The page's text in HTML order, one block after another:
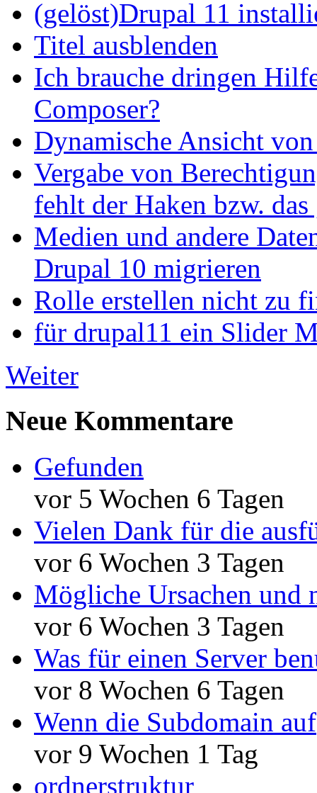
(gelöst)Drupal 11
Titel ausblenden
Ich brauche dringen
Composer?
Dynamische Ansicht
Vergabe von
fehlt der Haken bzw.
Medien und andere
Drupal 10 migrieren
Rolle erstellen nicht zu
für drupal11 ein Slider
Weiter
Neue Kommentare
Gefunden
vor 5 Wochen 6 Tagen
Vielen Dank für die
vor 6 Wochen 3 Tagen
Mögliche Ursachen und
vor 6 Wochen 3 Tagen
Was für einen Server
vor 8 Wochen 6 Tagen
Wenn die Subdomain auf
vor 9 Wochen 1 Tag
ordnerstruktur